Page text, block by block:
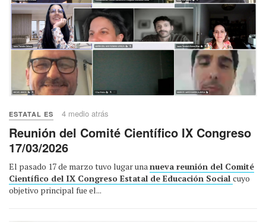
ESTATAL ES 4 medio atrás
Reunión del Comité Científico IX Congreso
17/03/2026
El pasado 17 de marzo tuvo lugar una nueva reunión del Comité
Científico del IX Congreso Estatal de Educación Social cuyo
objetivo principal fue el...